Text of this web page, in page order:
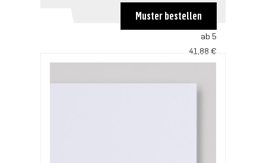
63,40 €
ab 5
41,88 €
40,00 €
Muster bestellen